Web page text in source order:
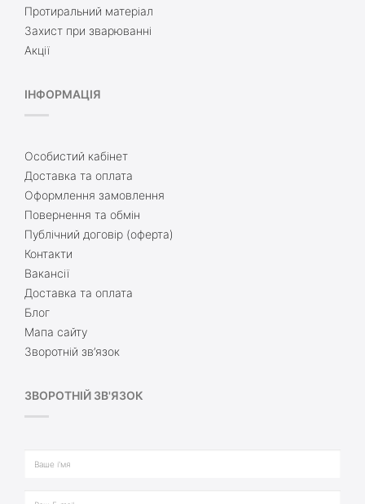
Протиральний матеріал
Захист при зварюванні
Акції
ІНФОРМАЦІЯ
Особистий кабінет
Доставка та оплата
Оформлення замовлення
Повернення та обмін
Публічний договір (оферта)
Контакти
Вакансії
Доставка та оплата
Блог
Мапа сайту
Зворотній зв’язок
ЗВОРОТНІЙ ЗВ'ЯЗОК